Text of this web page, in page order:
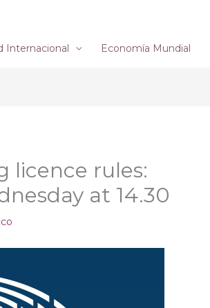
Internacional Economía Mundial
licence rules:
at 14.30